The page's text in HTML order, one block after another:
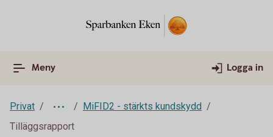
Meny Logga in
Privat
MiFID2 - stärkts kundskydd
Tilläggsrapport